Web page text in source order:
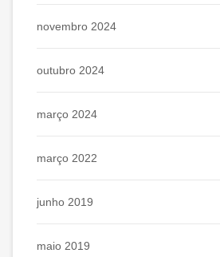
novembro 2024
outubro 2024
março 2024
março 2022
junho 2019
maio 2019